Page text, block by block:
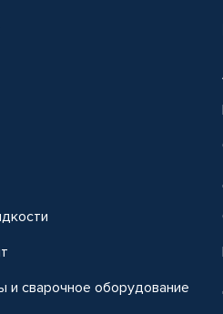
и сварочное оборудование